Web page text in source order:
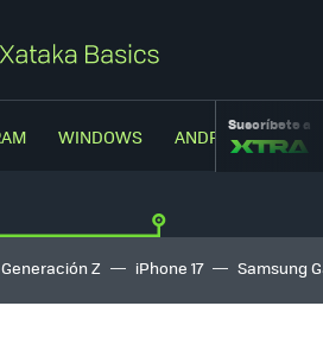
WINDOWS ANDROIDSuscríbete a
Generación Z iPhone 17 Samsung